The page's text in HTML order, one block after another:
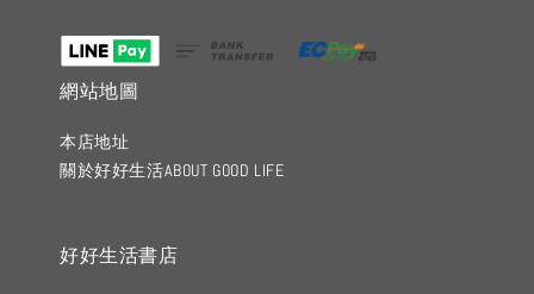
網站地圖
本店地址
關於好好生活ABOUT GOOD LIFE
好好生活書店